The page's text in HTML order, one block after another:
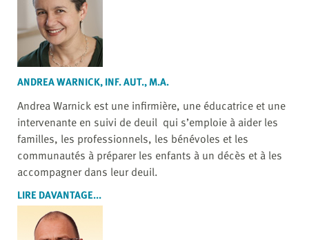
ANDREA WARNICK, INF. AUT., M.A.
Andrea Warnick est une infirmière, une éducatrice et une
intervenante en suivi de deuil qui s’emploie à aider les
familles, les professionnels, les bénévoles et les
communautés à préparer les enfants à un décès et à les
accompagner dans leur deuil.
LIRE DAVANTAGE...